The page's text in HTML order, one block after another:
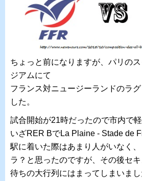
ちょっと前になりますが、パリの
ジアムにて
フランス対ニュージーランドのラ
した。
試合開始が21時だったので市内で軽
いざRER BでLa Plaine - Stade de
駅に着いた際はあまり人がいなく
ラ？と思ったのですが、その後セ
待ちの大行列にはまってしまいま